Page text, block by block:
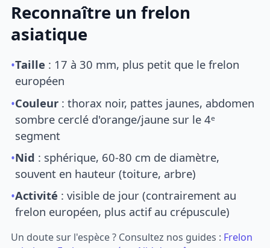
Reconnaître un frelon
asiatique
•Taille : 17 à 30 mm, plus petit que le frelon
européen
•Couleur : thorax noir, pattes jaunes, abdomen
sombre cerclé d'orange/jaune sur le 4ᵉ
segment
•Nid : sphérique, 60-80 cm de diamètre,
souvent en hauteur (toiture, arbre)
•Activité : visible de jour (contrairement au
frelon européen, plus actif au crépuscule)
Un doute sur l'espèce ? Consultez nos guides : Frelon